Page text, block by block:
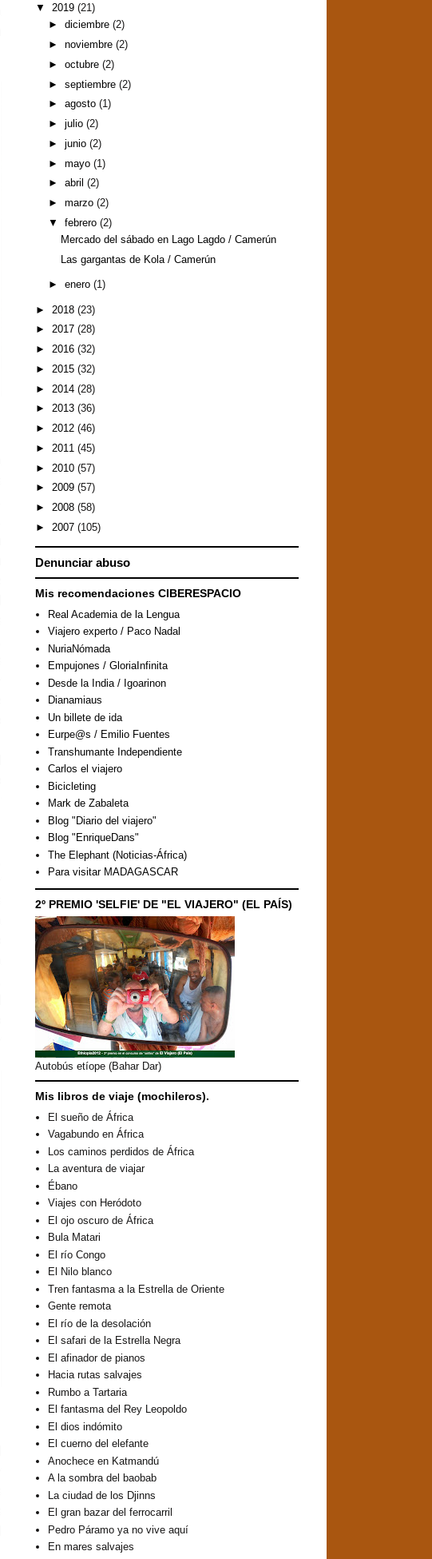
▼ 2019 (21)
► diciembre (2)
► noviembre (2)
► octubre (2)
► septiembre (2)
► agosto (1)
► julio (2)
► junio (2)
► mayo (1)
► abril (2)
► marzo (2)
▼ febrero (2)
Mercado del sábado en Lago Lagdo / Camerún
Las gargantas de Kola / Camerún
► enero (1)
► 2018 (23)
► 2017 (28)
► 2016 (32)
► 2015 (32)
► 2014 (28)
► 2013 (36)
► 2012 (46)
► 2011 (45)
► 2010 (57)
► 2009 (57)
► 2008 (58)
► 2007 (105)
Denunciar abuso
Mis recomendaciones CIBERESPACIO
Real Academia de la Lengua
Viajero experto / Paco Nadal
NuriaNómada
Empujones / GloriaInfinita
Desde la India / Igoarinon
Dianamiaus
Un billete de ida
Eurpe@s / Emilio Fuentes
Transhumante Independiente
Carlos el viajero
Bicicleting
Mark de Zabaleta
Blog "Diario del viajero"
Blog "EnriqueDans"
The Elephant (Noticias-África)
Para visitar MADAGASCAR
2º PREMIO 'SELFIE' DE "EL VIAJERO" (EL PAÍS)
Autobús etíope (Bahar Dar)
Mis libros de viaje (mochileros).
El sueño de África
Vagabundo en África
Los caminos perdidos de África
La aventura de viajar
Ébano
Viajes con Heródoto
El ojo oscuro de África
Bula Matari
El río Congo
El Nilo blanco
Tren fantasma a la Estrella de Oriente
Gente remota
El río de la desolación
El safari de la Estrella Negra
El afinador de pianos
Hacia rutas salvajes
Rumbo a Tartaria
El fantasma del Rey Leopoldo
El dios indómito
El cuerno del elefante
Anochece en Katmandú
A la sombra del baobab
La ciudad de los Djinns
El gran bazar del ferrocarril
Pedro Páramo ya no vive aquí
En mares salvajes